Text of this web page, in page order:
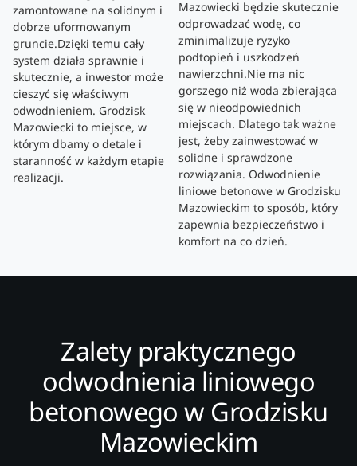
zamontowane na solidnym i
dobrze uformowanym
gruncie.Dzięki temu cały
system działa sprawnie i
skutecznie, a inwestor może
cieszyć się właściwym
odwodnieniem. Grodzisk
Mazowiecki to miejsce, w
którym dbamy o detale i
staranność w każdym etapie
realizacji.
Mazowiecki będzie skutecznie
odprowadzać wodę, co
zminimalizuje ryzyko
podtopień i uszkodzeń
nawierzchni.Nie ma nic
gorszego niż woda zbierająca
się w nieodpowiednich
miejscach. Dlatego tak ważne
jest, żeby zainwestować w
solidne i sprawdzone
rozwiązania. Odwodnienie
liniowe betonowe w Grodzisku
Mazowieckim to sposób, który
zapewnia bezpieczeństwo i
komfort na co dzień.
Zalety praktycznego
odwodnienia liniowego
betonowego w Grodzisku
Mazowieckim